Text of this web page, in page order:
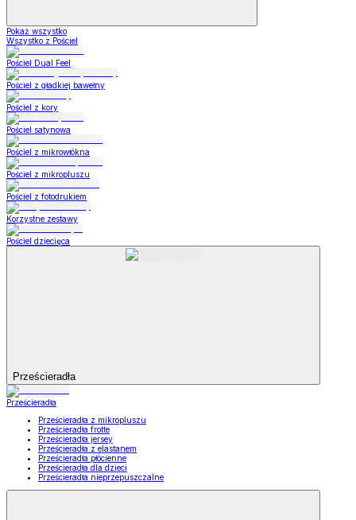
Pokaż wszystko
Wszystko z Pościel
Pościel Dual Feel
Pościel z gładkiej bawełny
Pościel z kory
Pościel satynowa
Pościel z mikrowłókna
Pościel z mikropluszu
Pościel z fotodrukiem
Korzystne zestawy
Pościel dziecięca
Prześcieradła
Prześcieradła
Prześcieradła z mikropluszu
Prześcieradła frotte
Prześcieradła jersey
Prześcieradła z elastanem
Prześcieradła płócienne
Prześcieradła dla dzieci
Prześcieradła nieprzepuszczalne